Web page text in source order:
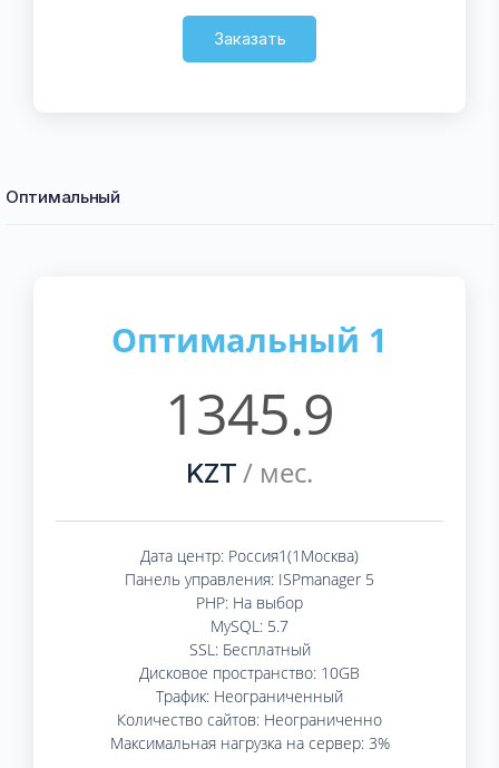
Заказать
Оптимальный
Оптимальный 1
1345.9
KZT / мес.
Дата центр: Россия1(1Москва)
Панель управления: ISPmanager 5
PHP: На выбор
MySQL: 5.7
SSL: Бесплатный
Дисковое пространство: 10GB
Трафик: Неограниченный
Количество сайтов: Неограниченно
Максимальная нагрузка на сервер: 3%